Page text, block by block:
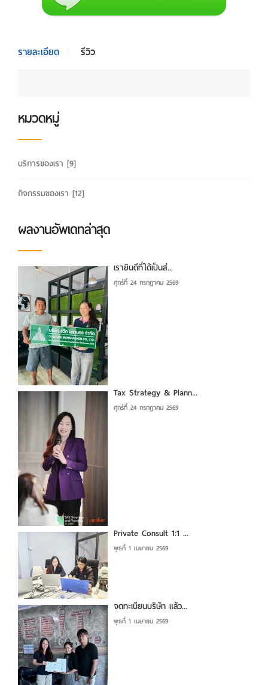
รายละเอียด รีวิว
หมวดหมู่
บริการของเรา [9]
กิจกรรมของเรา [12]
ผลงานอัพเดทล่าสุด
เรายินดีที่ได้เป็นส่...
ศุกร์ที่ 24 กรกฎาคม 2569
Tax Strategy & Plann...
ศุกร์ที่ 24 กรกฎาคม 2569
Private Consult 1:1 ...
พุธที่ 1 เมษายน 2569
จดทะเบียนบริษัท แล้ว...
พุธที่ 1 เมษายน 2569